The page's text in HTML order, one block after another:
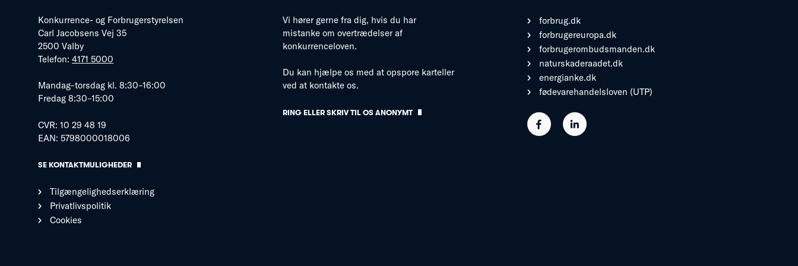
Konkurrence- og Forbrugerstyrelsen
Carl Jacobsens Vej 35
2500 Valby
Telefon: 4171 5000
Mandag–torsdag kl. 8:30–16:00
Fredag 8:30–15:00
CVR: 10 29 48 19
EAN: 5798000018006
SE KONTAKTMULIGHEDER
Tilgængelighedserklæring
Privatlivspolitik
Cookies
Vi hører gerne fra dig, hvis du har
mistanke om overtrædelser af
konkurrenceloven.
Du kan hjælpe os med at opspore karteller
ved at kontakte os.
RING ELLER SKRIV TIL OS ANONYMT
forbrug.dk
forbrugereuropa.dk
forbrugerombudsmanden.dk
naturskaderaadet.dk
energianke.dk
fødevarehandelsloven (UTP)